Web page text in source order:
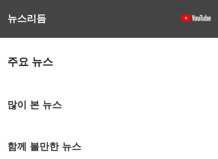
뉴스리듬
주요 뉴스
많이 본 뉴스
함께 볼만한 뉴스